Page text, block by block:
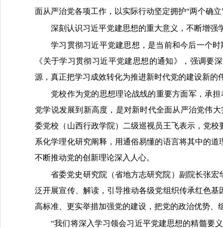
面从严治党各项工作，以实际行动坚定拥护“两个确
深刻认识习近平党建思想的重大意义，不断增
学习贯彻习近平党建思想，是当前和今后一个
《关于学习贯彻习近平党建思想的通知》，强调要
源，真正把学习成效转化为推进新时代党的建设新的
党校作为党的思想理论战线的重要方面军，承
党学说发展到新高度，是对新时代全面从严治党伟
委党校（山西行政学院）二级巡视员王飞表示，党
系化学理化研究阐释，用通俗易懂的语言将其中的
不断推动党的创新理论深入人心。
省委党史研究院（省地方志研究院）副院长张
泛开展宣传、解读，引导推动各级党组织传承红色
高标准、更实举措加强党的建设，把党的政治优势、
“我们将深入学习领会习近平党建思想的精髓要